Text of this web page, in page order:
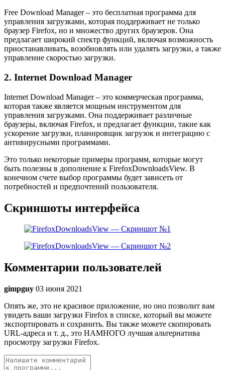
Free Download Manager – это бесплатная программа для
управления загрузками, которая поддерживает не только
браузер Firefox, но и множество других браузеров. Она
предлагает широкий спектр функций, включая возможность
приостанавливать, возобновлять или удалять загрузки, а также
управление скоростью загрузки.
2. Internet Download Manager
Internet Download Manager – это коммерческая программа,
которая также является мощным инструментом для
управления загрузками. Она поддерживает различные
браузеры, включая Firefox, и предлагает функции, такие как
ускорение загрузки, планировщик загрузок и интеграцию с
антивирусными программами.
Это только некоторые примеры программ, которые могут
быть полезны в дополнение к FirefoxDownloadsView. В
конечном счете выбор программы будет зависеть от
потребностей и предпочтений пользователя.
Скриншоты интерфейса
Комментарии пользователей
gimpguy 03 июня 2021
Опять же, это не красивое приложение, но оно позволит вам
увидеть ваши загрузки Firefox в списке, который вы можете
экспортировать и сохранить. Вы также можете скопировать
URL-адреса и т. д., это НАМНОГО лучшая альтернатива
просмотру загрузки Firefox.